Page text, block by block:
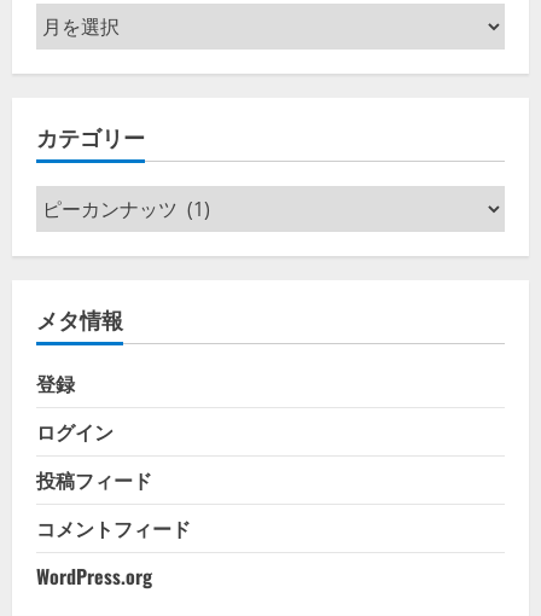
ア
ー
カ
ブ
カテゴリー
カ
テ
ゴ
ー
メタ情報
登録
ログイン
投稿フィード
コメントフィード
WordPress.org